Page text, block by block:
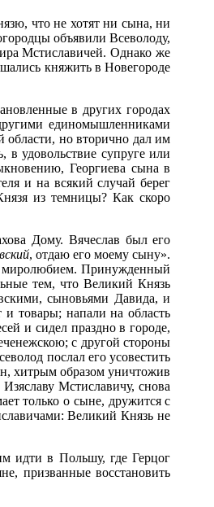
что не хотят ни сына, ни
объявили Всеволоду,
Мстиславичей. Однако же
княжить в Новегороде
в других городах
единомышленниками
области, но вторично дал им
в удовольствие супруге или
Георгиева сына в
и на всякий случай берег
из темницы? Как скоро
Дому. Вячеслав был его
, отдаю его моему сыну».
миролюбием. Принужденный
тем, что Великий Князь
сыновьями Давида, и
и товары; напали на область
и сидел праздно в городе,
с другой стороны
послал его усовестить
хитрым образом уничтожив
Мстиславичу, снова
только о сыне, дружится с
Великий Князь не
идти в Польшу, где Герцог
призванные восстановить